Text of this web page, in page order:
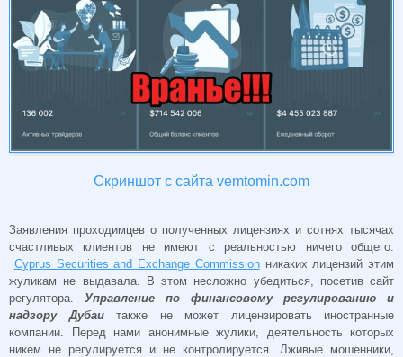
Скриншот с сайта vemtomin.com
Заявления проходимцев о полученных лицензиях и сотнях тысячах
счастливых клиентов не имеют с реальностью ничего общего.
Cyprus Securities and Exchange Commissionникаких лицензий этим
жуликам не выдавала. В этом несложно убедиться, посетив сайт
регулятора. Управление по финансовому регулированию и
надзору Дубаитакже не может лицензировать иностранные
компании. Перед нами анонимные жулики, деятельность которых
никем не регулируется и не контролируется. Лживые мошенники,